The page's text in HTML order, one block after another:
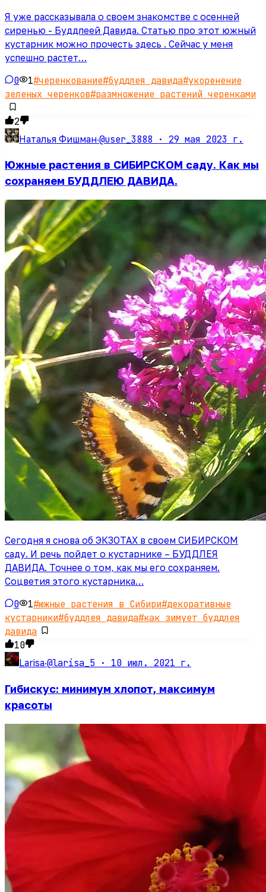
Я уже рассказывала о своем знакомстве с осенней
сиренью - Буддлеей Давида. Статью про этот южный
кустарник можно прочесть здесь . Сейчас у меня
успешно растет…
0 1#черенкование#буддлея давида#укоренение
зеленых черенков#размножение растений черенками
2
Наталья Фишман·@user_3888 · 29 мая 2023 г.
Южные растения в СИБИРСКОМ саду. Как мы
сохраняем БУДДЛЕЮ ДАВИДА.
Сегодня я снова об ЭКЗОТАХ в своем СИБИРСКОМ
саду. И речь пойдет о кустарнике – БУДДЛЕЯ
ДАВИДА. Точнее о том, как мы его сохраняем.
Соцветия этого кустарника…
0 1#южные растения в Сибири#декоративные
кустарники#буддлея давида#как зимует буддлея
давида
10
Larisa·@larisa_5 · 10 июл. 2021 г.
Гибискус: минимум хлопот, максимум
красоты